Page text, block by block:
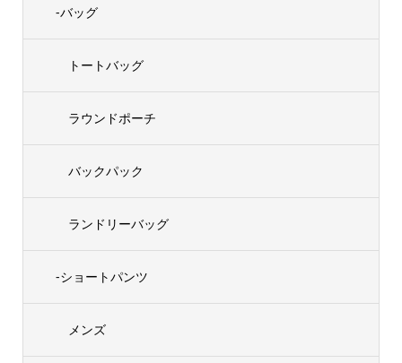
-バッグ
トートバッグ
ラウンドポーチ
バックパック
ランドリーバッグ
-ショートパンツ
メンズ